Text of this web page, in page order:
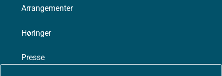
Arrangementer
Høringer
Presse